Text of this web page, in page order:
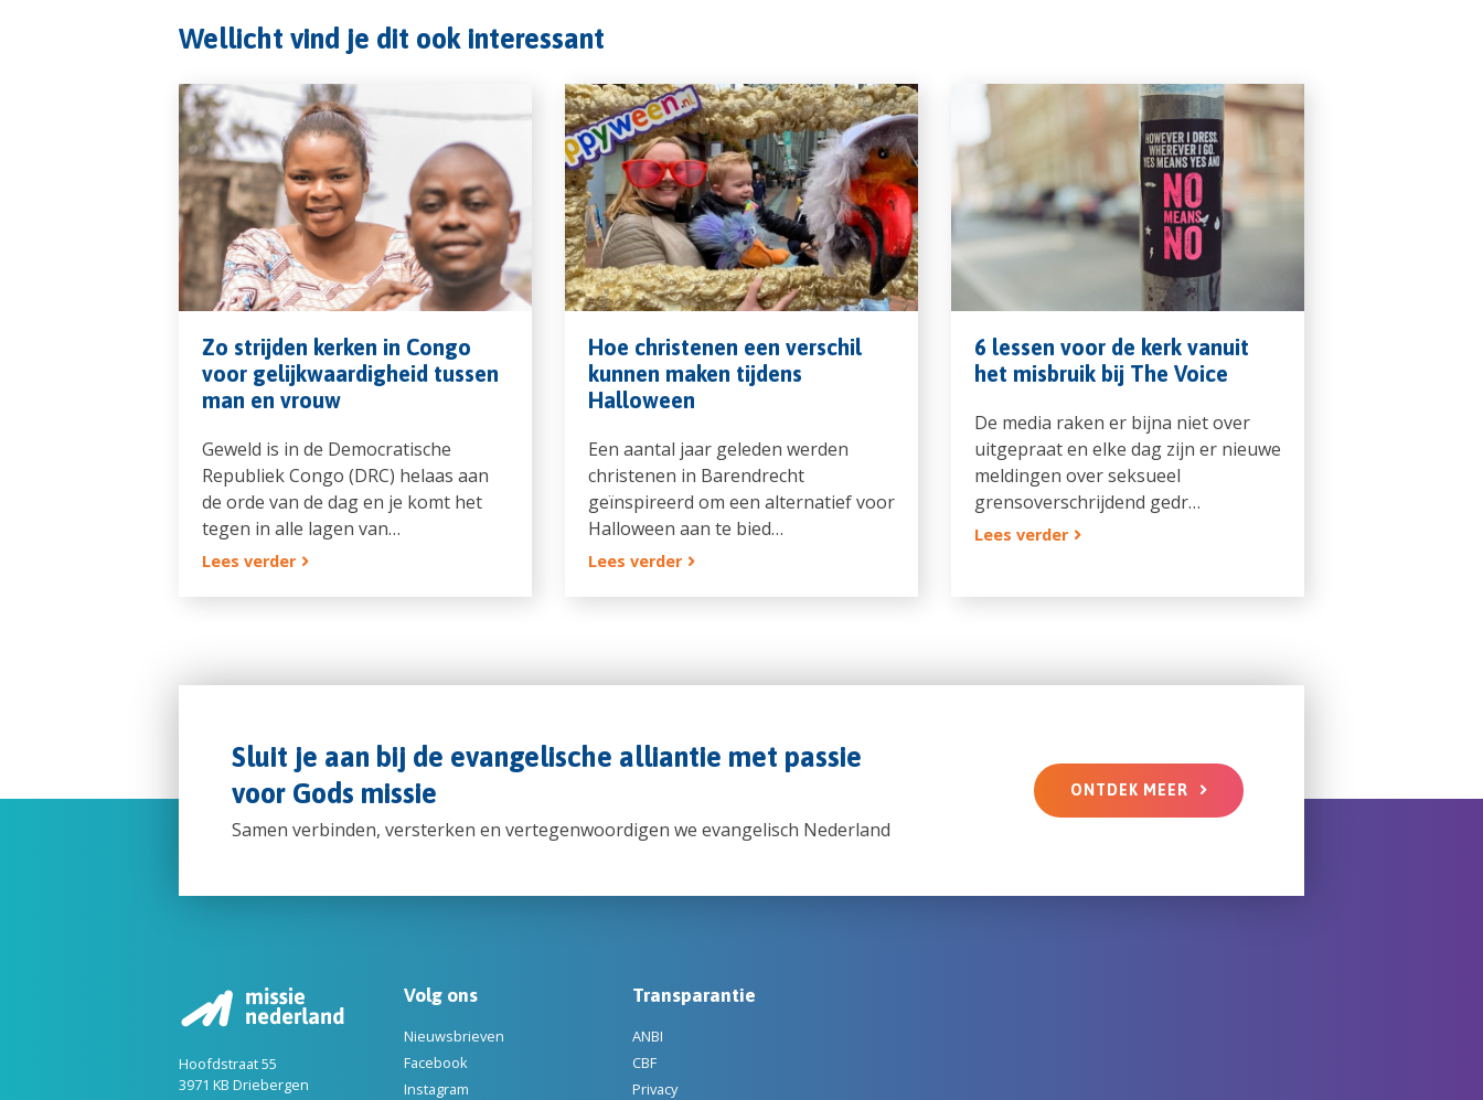
Wellicht vind je dit ook interessant
Zo strijden kerken in Congo
voor gelijkwaardigheid tussen
man en vrouw
Geweld is in de Democratische
Republiek Congo (DRC) helaas aan
de orde van de dag en je komt het
tegen in alle lagen van…
Lees verder
Hoe christenen een verschil
kunnen maken tijdens
Halloween
Een aantal jaar geleden werden
christenen in Barendrecht
geïnspireerd om een alternatief voor
Halloween aan te bied…
Lees verder
6 lessen voor de kerk vanuit
het misbruik bij The Voice
De media raken er bijna niet over
uitgepraat en elke dag zijn er nieuwe
meldingen over seksueel
grensoverschrijdend gedr…
Lees verder
Sluit je aan bij de evangelische alliantie met passie
voor Gods missie
Samen verbinden, versterken en vertegenwoordigen we evangelisch Nederland
ONTDEK MEER
Hoofdstraat 55
3971 KB Driebergen
Volg ons
Nieuwsbrieven
Facebook
Instagram
Transparantie
ANBI
CBF
Privacy